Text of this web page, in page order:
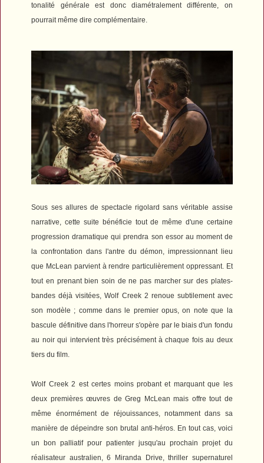
tonalité générale est donc diamétralement différente, on
pourrait même dire complémentaire.
Sous ses allures de spectacle rigolard sans véritable assise
narrative, cette suite bénéficie tout de même d'une certaine
progression dramatique qui prendra son essor au moment de
la confrontation dans l'antre du démon, impressionnant lieu
que McLean parvient à rendre particulièrement oppressant. Et
tout en prenant bien soin de ne pas marcher sur des plates-
bandes déjà visitées,Wolf Creek 2 renoue subtilement avec
son modèle ; comme dans le premier opus, on note que la
bascule définitive dans l'horreur s'opère par le biais d'un fondu
au noir qui intervient très précisément à chaque fois au deux
tiers du film.
Wolf Creek 2 est certes moins probant et marquant que les
deux premières œuvres de Greg McLean mais offre tout de
même énormément de réjouissances, notamment dans sa
manière de dépeindre son brutal anti-héros. En tout cas, voici
un bon palliatif pour patienter jusqu'au prochain projet du
réalisateur australien,6 Miranda Drive, thriller supernaturel